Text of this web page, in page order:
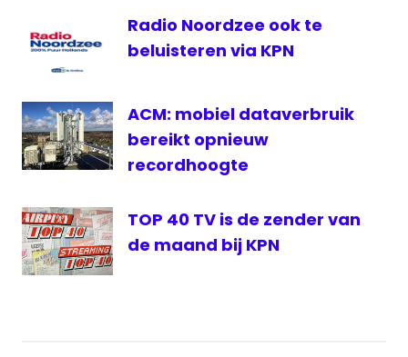
Radio Noordzee ook te
beluisteren via KPN
ACM: mobiel dataverbruik
bereikt opnieuw
recordhoogte
TOP 40 TV is de zender van
de maand bij KPN